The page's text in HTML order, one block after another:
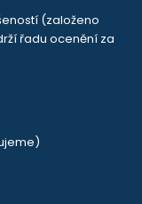
(založeno
řadu ocenění za